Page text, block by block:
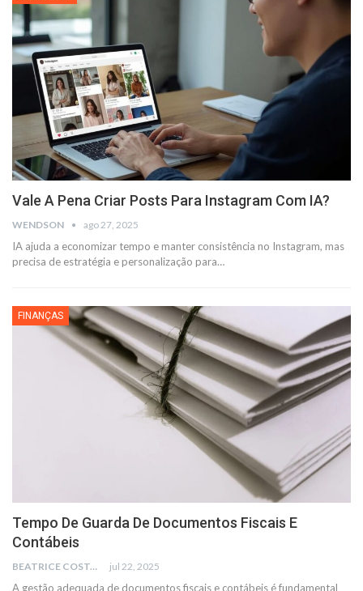
Vale A Pena Criar Posts Para Instagram Com IA?
WENDSON ago 27, 2025
IA ajuda a economizar tempo e manter consistência no Instagram, mas
precisa de estratégia e personalização para…
FINANÇAS
Tempo De Guarda De Documentos Fiscais E
Contábeis
BEATRICE COSTA jul 22, 2025
A gestão adequada de documentos fiscais e contábeis é fundamental